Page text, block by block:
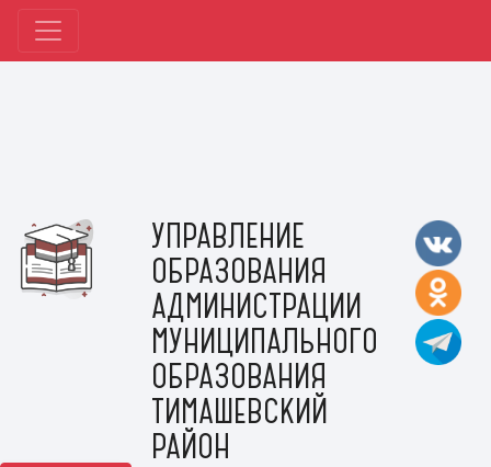
УПРАВЛЕНИЕ
ОБРАЗОВАНИЯ
АДМИНИСТРАЦИИ
МУНИЦИПАЛЬНОГО
ОБРАЗОВАНИЯ
ТИМАШЕВСКИЙ
РАЙОН